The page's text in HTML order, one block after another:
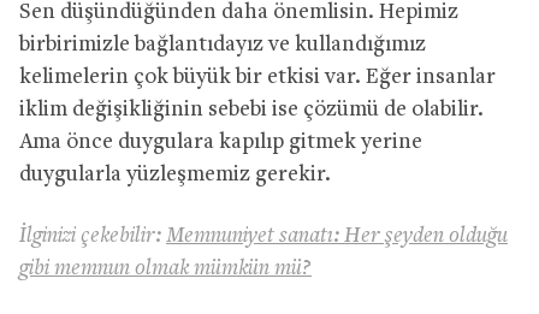
Sen düşündüğünden daha önemlisin. Hepimiz
birbirimizle bağlantıdayız ve kullandığımız
kelimelerin çok büyük bir etkisi var. Eğer insanlar
iklim değişikliğinin sebebi ise çözümü de olabilir.
Ama önce duygulara kapılıp gitmek yerine
duygularla yüzleşmemiz gerekir.
İlginizi çekebilir: Memnuniyet sanatı: Her şeyden olduğu
gibi memnun olmak mümkün mü?